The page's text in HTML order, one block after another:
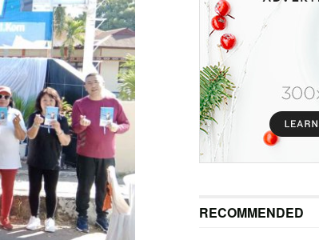
RECOMMENDED